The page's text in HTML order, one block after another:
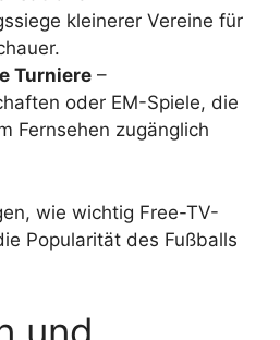
kleinerer Vereine für
Turniere –
oder EM-Spiele, die
Fernsehen zugänglich
wie wichtig Free-TV-
Popularität des Fußballs